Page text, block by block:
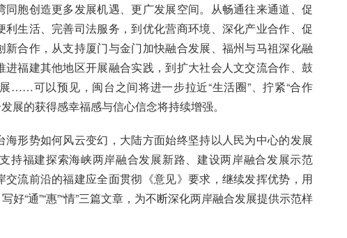
胞创造更多发展机遇、更广发展空间。从畅通往来通道、促
生活、完善司法服务，到优化营商环境、深化产业合作、促
合作，从支持厦门与金门加快融合发展、福州与马祖深化融
福建其他地区开展融合实践，到扩大社会人文交流合作、鼓
……可以预见，闽台之间将进一步拉近“生活圈”、拧紧“合作
展的获得感幸福感与信心信念将持续增强。
形势如何风云变幻，大陆方面始终坚持以人民为中心的发展
持福建探索海峡两岸融合发展新路、建设两岸融合发展示范
流前沿的福建应全面贯彻《意见》要求，继续发挥优势，用
“通”“惠”“情”三篇文章，为不断深化两岸融合发展提供示范样